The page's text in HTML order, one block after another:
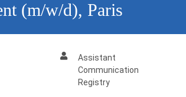
(m/w/d), Paris
Assistant
Communication
Registry